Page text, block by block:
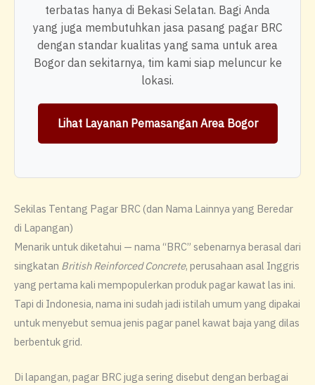
terbatas hanya di Bekasi Selatan. Bagi Anda
yang juga membutuhkan jasa pasang pagar BRC
dengan standar kualitas yang sama untuk area
Bogor dan sekitarnya, tim kami siap meluncur ke
lokasi.
Lihat Layanan Pemasangan Area Bogor
Sekilas Tentang Pagar BRC (dan Nama Lainnya yang Beredar
di Lapangan)
Menarik untuk diketahui — nama “BRC” sebenarnya berasal dari
singkatan British Reinforced Concrete, perusahaan asal Inggris
yang pertama kali mempopulerkan produk pagar kawat las ini.
Tapi di Indonesia, nama ini sudah jadi istilah umum yang dipakai
untuk menyebut semua jenis pagar panel kawat baja yang dilas
berbentuk grid.
Di lapangan, pagar BRC juga sering disebut dengan berbagai